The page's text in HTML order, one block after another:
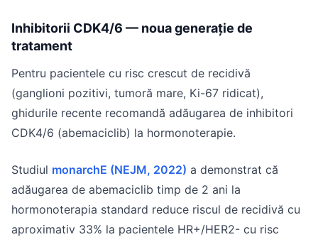
Inhibitorii CDK4/6 — noua generație de
tratament
Pentru pacientele cu risc crescut de recidivă
(ganglioni pozitivi, tumoră mare, Ki-67 ridicat),
ghidurile recente recomandă adăugarea de inhibitori
CDK4/6 (abemaciclib) la hormonoterapie.
Studiul monarchE (NEJM, 2022) a demonstrat că
adăugarea de abemaciclib timp de 2 ani la
hormonoterapia standard reduce riscul de recidivă cu
aproximativ 33% la pacientele HR+/HER2- cu risc